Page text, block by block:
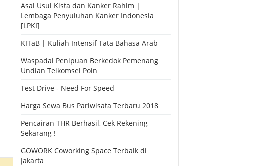
Asal Usul Kista dan Kanker Rahim |
Lembaga Penyuluhan Kanker Indonesia
[LPKI]
KITaB | Kuliah Intensif Tata Bahasa Arab
Waspadai Penipuan Berkedok Pemenang
Undian Telkomsel Poin
Test Drive - Need For Speed
Harga Sewa Bus Pariwisata Terbaru 2018
Pencairan THR Berhasil, Cek Rekening
Sekarang !
GOWORK Coworking Space Terbaik di
Jakarta